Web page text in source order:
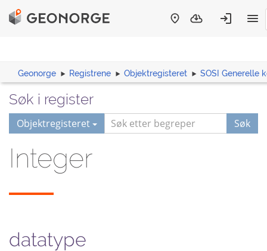
Geonorge Registrene Objektregisteret SOSI Generelle
Søk i register
Objektregisteret Søk
Integer
datatype